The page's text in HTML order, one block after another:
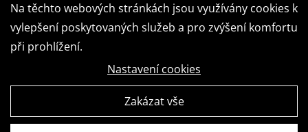
GDPR Ready
Na těchto webových stránkách jsou využívány cookies k
vylepšení poskytovaných služeb a pro zvýšení komfortu
při prohlížení.
Nastavení cookies
Zakázat vše